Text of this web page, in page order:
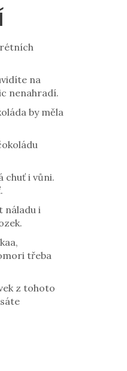
na
nenahradí.
by měla
chuť i vůni.
náladu i
třeba
z tohoto